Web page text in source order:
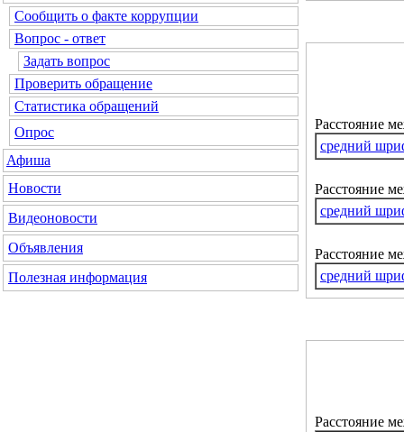
Сообщить о факте коррупции
Вопрос - ответ
Задать вопрос
Проверить обращение
Статистика обращений
Опрос
Афиша
Новости
Видеоновости
Объявления
Полезная информация
Расстояние
средний
Расстояние
средний
Расстояние
средний
Расстояние